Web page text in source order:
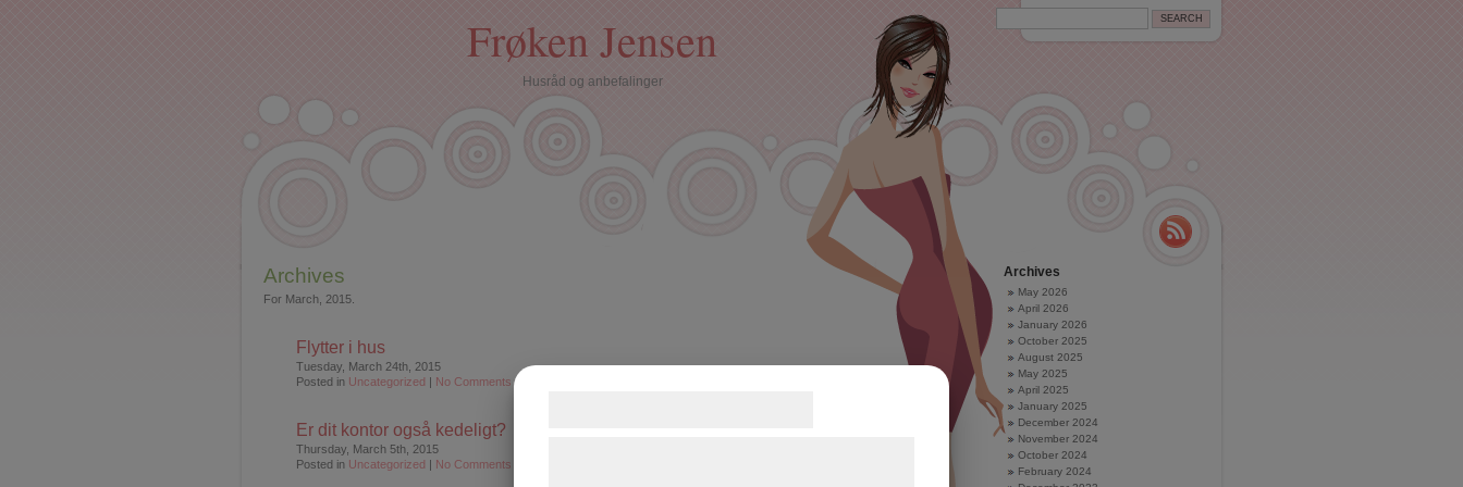
Frøken Jensen
Husråd og anbefalinger
Archives
For March, 2015.
Flytter i hus
Tuesday, March 24th, 2015
Posted in Uncategorized | No Comments »
Er dit kontor også kedeligt?
Thursday, March 5th, 2015
Posted in Uncategorized | No Comments »
Archives
May 2026
April 2026
January 2026
October 2025
August 2025
May 2025
April 2025
January 2025
December 2024
November 2024
October 2024
February 2024